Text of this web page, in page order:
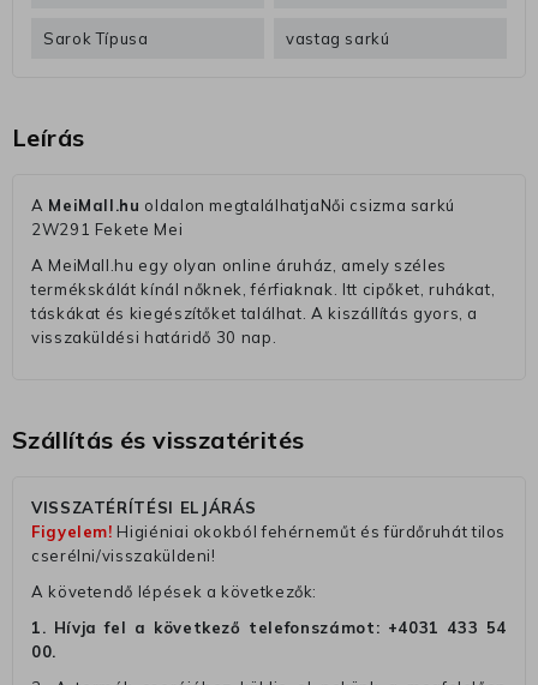
Sarok Típusa vastag sarkú
Leírás
A MeiMall.hu oldalon megtalálhatjaNői csizma sarkú
2W291 Fekete Mei
A MeiMall.hu egy olyan online áruház, amely széles
termékskálát kínál nőknek, férfiaknak. Itt cipőket, ruhákat,
táskákat és kiegészítőket találhat. A kiszállítás gyors, a
visszaküldési határidő 30 nap.
Szállítás és visszatérités
VISSZATÉRÍTÉSI ELJÁRÁS
Figyelem! Higiéniai okokból fehérneműt és fürdőruhát tilos
cserélni/visszaküldeni!
A követendő lépések a következők:
1. Hívja fel a következő telefonszámot: +4031 433 54
00.